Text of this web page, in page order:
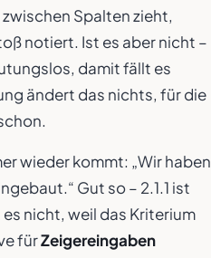
Spalten zieht,
notiert. Ist es aber nicht –
damit fällt es
ändert das nichts, für die
wieder kommt: „Wir haben
Gut so – 2.1.1 ist
nicht, weil das Kriterium
fürZeigereingaben